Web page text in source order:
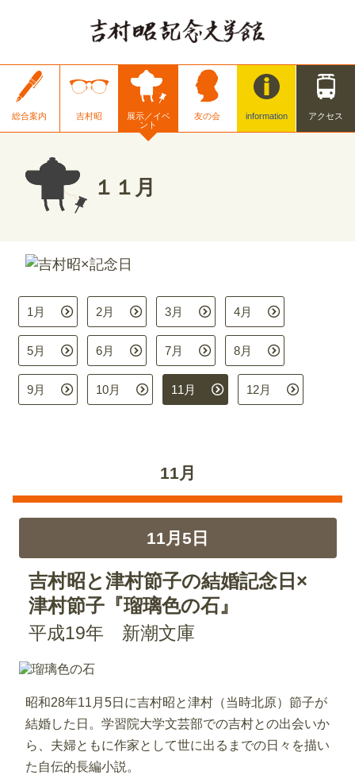
総合案内 吉村昭
展示／イベ
ント
友の会 information アクセス
１１月
1月 2月 3月 4月
5月 6月 7月 8月
9月 10月 11月 12月
11月
11月5日
吉村昭と津村節子の結婚記念日×
津村節子『瑠璃色の石』
平成19年 新潮文庫
昭和28年11月5日に吉村昭と津村（当時北原）節子が
結婚した日。学習院大学文芸部での吉村との出会いか
ら、夫婦ともに作家として世に出るまでの日々を描い
た自伝的長編小説。